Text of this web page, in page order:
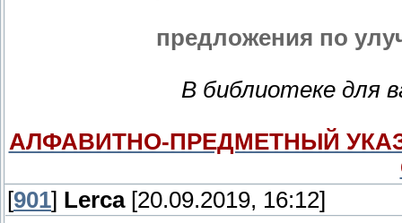
предложения по
В библиотеке для
АЛФАВИТНО-ПРЕДМЕТНЫЙ
[901] Lerca[20.09.2019, 16:12]